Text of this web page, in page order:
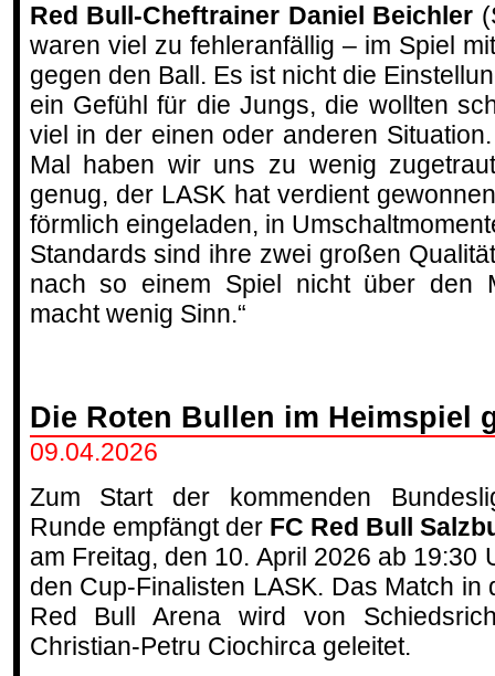
Red Bull-Cheftrainer Daniel Beichler
waren viel zu fehleranfällig – im Spiel
gegen den Ball. Es ist nicht die
ein Gefühl für die Jungs, die wollten
viel in der einen oder anderen
Mal haben wir uns zu wenig
genug, der LASK hat verdient
förmlich eingeladen, in
Standards sind ihre zwei großen
nach so einem Spiel nicht über den
macht wenig Sinn.“
Die Roten Bullen im Heimspiel
09.04.2026
Zum Start der kommenden
Runde empfängt der FC Red Bull
am Freitag, den 10. April 2026 ab 19:30
den Cup-Finalisten LASK. Das Match in
Red Bull Arena wird von
Christian-Petru Ciochirca geleitet.